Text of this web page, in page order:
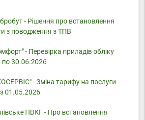
- Pішення про встановлення
з поводження з ТПВ
- Перевірка приладів обліку
по 30.06.2026
- Зміна тарифу на послуги
01.05.2026
ПВКГ - Про встановлення